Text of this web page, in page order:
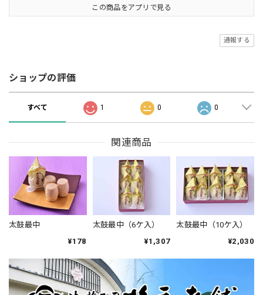
この商品をアプリで見る
通報する
ショップの評価
すべて 1 0 0
関連商品
太鼓最中
¥178
太鼓最中（6ケ入）
¥1,307
太鼓最中（10ケ入）
¥2,030